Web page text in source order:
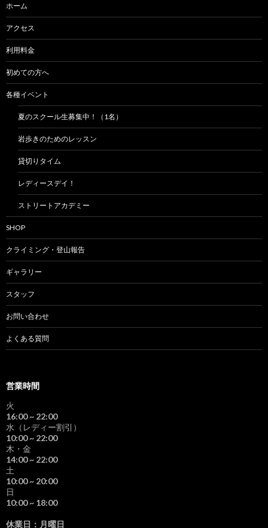
ホーム
アクセス
利用料金
初めての方へ
各種イベント
夏のスクール生募集中！（1名）
岩歩きのためのレッスン
貸切りタイム
レディースデイ！
ストリートアカデミー
SHOP
クライミング・登山報告
ギャラリー
スタッフ
お問い合わせ
よくある質問
営業時間
火
16:00~ 22:00
水（レディー割引）
10:00~ 22:00
木・金
14:00~ 22:00
土
10:00~ 20:00
日
10:00~ 18:00
休業日：月曜日